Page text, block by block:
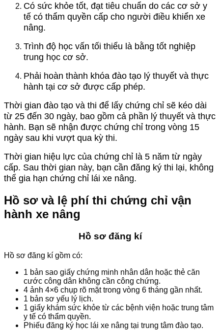
Có sức khỏe tốt, đạt tiêu chuẩn do các cơ sở y
tế có thẩm quyền cấp cho người điều khiển xe
nâng.
Trình độ học vấn tối thiểu là bằng tốt nghiệp
trung học cơ sở.
Phải hoàn thành khóa đào tạo lý thuyết và thực
hành tại cơ sở được cấp phép.
Thời gian đào tạo và thi để lấy chứng chỉ sẽ kéo dài
từ 25 đến 30 ngày, bao gồm cả phần lý thuyết và thực
hành. Bạn sẽ nhận được chứng chỉ trong vòng 15
ngày sau khi vượt qua kỳ thi.
Thời gian hiệu lực của chứng chỉ là 5 năm từ ngày
cấp. Sau thời gian này, bạn cần đăng ký thi lại, không
thể gia hạn chứng chỉ lái xe nâng.
Hồ sơ và lệ phí thi chứng chỉ vận
hành xe nâng
Hồ sơ đăng kí
Hồ sơ đăng kí gồm có:
1 bản sao giấy chứng minh nhân dân hoặc thẻ căn
cước công dân không cần công chứng.
4 ảnh 4×6 chụp rõ mặt trong vòng 6 tháng gần nhất.
1 bản sơ yếu lý lịch.
1 giấy khám sức khỏe từ các bệnh viện hoặc trung tâm
y tế có thẩm quyền.
Phiếu đăng ký học lái xe nâng tại trung tâm đào tạo.